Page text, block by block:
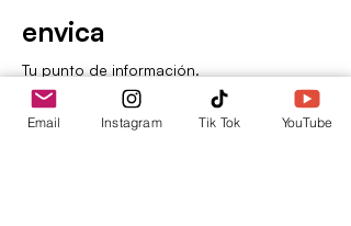
envica
Tu punto de información.
Email Instagram Tik Tok YouTube